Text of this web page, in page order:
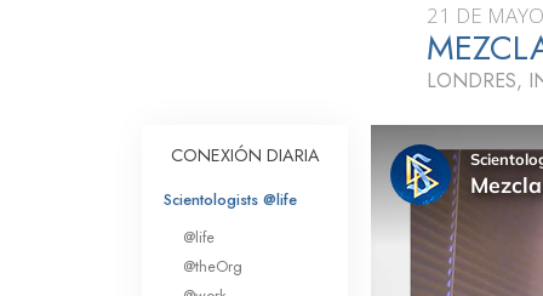
Qué dicen los
Scientology
Conoce a un
Dentro de una Iglesia
Los Principios
Una Introducción a
21 DE
LONDRES,
CONEXIÓN DIARIA
Scientologists @life
@life
@theOrg